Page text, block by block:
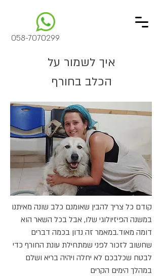
058-7070299
איך לשמור על
הכלב בחורף
קודם כל צריך להבין שאומנם כלב שונה מאיתנו
במשנה הפיזיולוגי שלו, אבל בכל השאר הוא
דומה מאוד.במאמר זה נדון בכמה דברים
שחשוב לזכור לפני שמתחילת עונת החורף כדי
לבטח שכלבכם לא יחלה ויהיה בריא ושלם
במהלך הימים הקרים